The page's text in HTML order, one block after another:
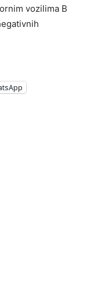
vozilima B